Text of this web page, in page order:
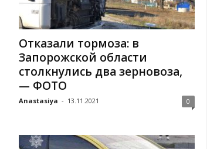
Отказали тормоза: в
Запорожской области
столкнулись два зерновоза,
— ФОТО
Anastasiya - 13.11.2021 0